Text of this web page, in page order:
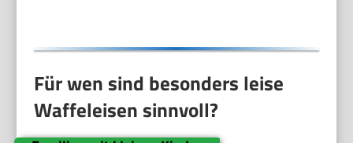
Für wen sind besonders leise
Waffeleisen sinnvoll?